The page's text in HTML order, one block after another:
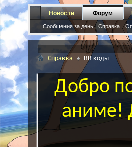
Новости Форум
Сообщения за день Справка
Справка BB коды
Добро
аниме!